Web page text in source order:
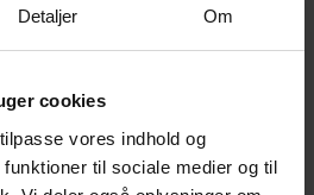
Detaljer Om
cookies
vores indhold og
til sociale medier og til
døren
ligger kun ca. 300 meter